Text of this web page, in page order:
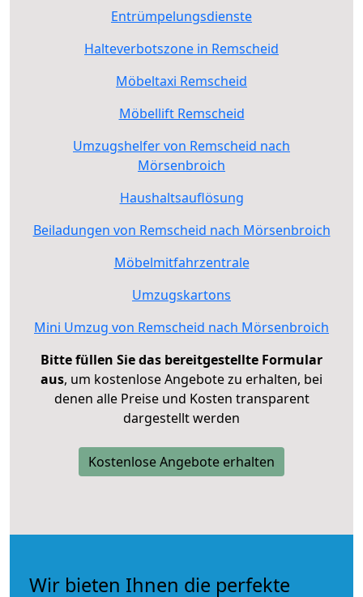
Entrümpelungsdienste
Halteverbotszone in Remscheid
Möbeltaxi Remscheid
Möbellift Remscheid
Umzugshelfer von Remscheid nach
Mörsenbroich
Haushaltsauflösung
Beiladungen von Remscheid nach Mörsenbroich
Möbelmitfahrzentrale
Umzugskartons
Mini Umzug von Remscheid nach Mörsenbroich
Bitte füllen Sie das bereitgestellte Formular
aus, um kostenlose Angebote zu erhalten, bei
denen alle Preise und Kosten transparent
dargestellt werden
Kostenlose Angebote erhalten
Wir bieten Ihnen die perfekte